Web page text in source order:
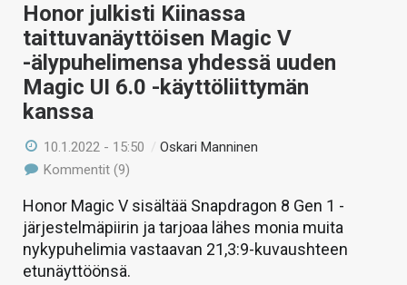
HAKU
Honor julkisti Kiinassa
taittuvanäyttöisen Magic V
-älypuhelimensa yhdessä uuden
Magic UI 6.0 -käyttöliittymän
kanssa
10.1.2022 - 15:50 /Oskari Manninen
Kommentit (9)
Honor Magic V sisältää Snapdragon 8 Gen 1 -
järjestelmäpiirin ja tarjoaa lähes monia muita
nykypuhelimia vastaavan 21,3:9-kuvaushteen
etunäyttöönsä.